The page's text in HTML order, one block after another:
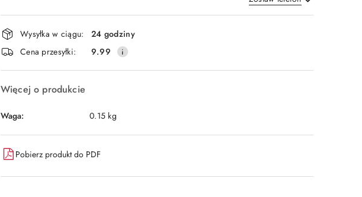
Wyślij
Dostępność
i
dostawa
Wysyłka w ciągu:
24 godziny
Cena przesyłki:
9.99
Więcej o produkcie
Waga: 0.15 kg
Pobierz produkt do PDF